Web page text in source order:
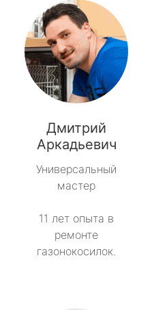
Дмитрий
Аркадьевич
Универсальный
мастер
11 лет опыта в
ремонте
газонокосилок.